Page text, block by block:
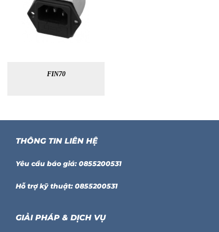
FIN70
THÔNG TIN LIÊN HỆ
Yêu cầu báo giá: 0855200531
Hỗ trợ kỹ thuật: 0855200531
GIẢI PHÁP & DỊCH VỤ